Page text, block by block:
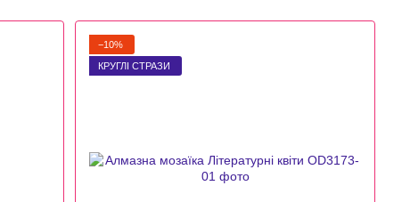
−10%
КРУГЛІ СТРАЗИ